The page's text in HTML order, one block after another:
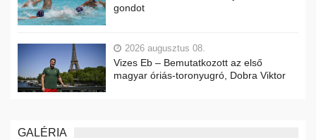
gondot
2026 augusztus 08.
Vizes Eb – Bemutatkozott az első
magyar óriás-toronyugró, Dobra Viktor
GALÉRIA